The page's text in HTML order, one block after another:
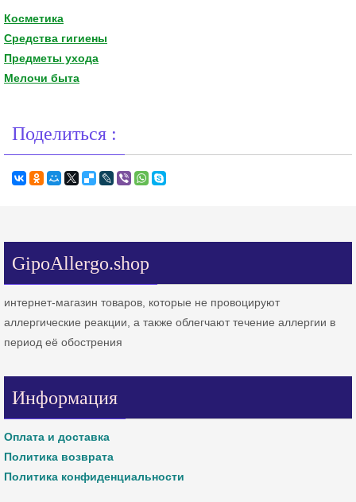
Косметика
Средства гигиены
Предметы ухода
Мелочи быта
Поделиться :
GipoAllergo.shop
интернет-магазин товаров, которые не провоцируют
аллергические реакции, а также облегчают течение аллергии в
период её обострения
Информация
Оплата и доставка
Политика возврата
Политика конфиденциальности